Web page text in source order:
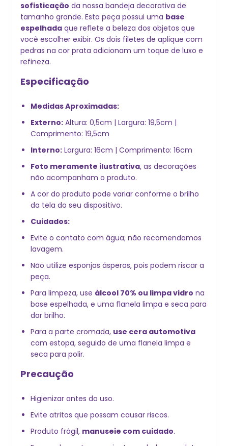
sofisticação da nossa bandeja decorativa de
tamanho grande. Esta peça possui uma base
espelhada que reflete a beleza dos objetos que
você escolher exibir. Os dois filetes de aplique com
pedras na cor prata adicionam um toque de luxo e
refineza.
Especificação
Medidas Aproximadas:
Externo: Altura: 0,5cm | Largura: 19,5cm |
Comprimento: 19,5cm
Interno: Largura: 16cm | Comprimento: 16cm
Foto meramente ilustrativa, as decorações
não acompanham o produto.
A cor do produto pode variar conforme o brilho
da tela do seu dispositivo.
Cuidados:
Evite o contato com água; não recomendamos
lavagem.
Não utilize esponjas ásperas, pois podem riscar a
peça.
Para limpeza, use lcool 70% ou limpa vidro na
base espelhada, e uma flanela limpa e seca para
dar brilho.
Para a parte cromada, use cera automotiva
com estopa, seguido de uma flanela limpa e
seca para polir.
Precaução
Higienizar antes do uso.
Evite atritos que possam causar riscos.
Produto frágil, manuseie com cuidado.